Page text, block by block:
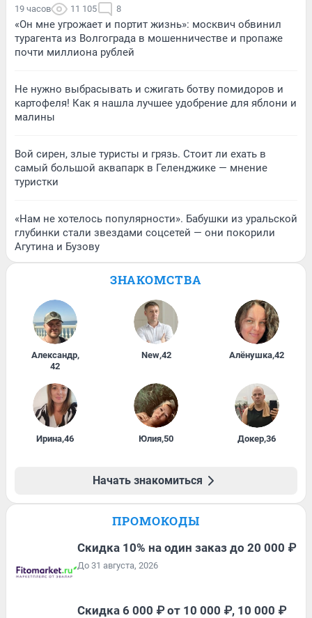
19 часов 11 105 8
«Он мне угрожает и портит жизнь»: москвич обвинил
турагента из Волгограда в мошенничестве и пропаже
почти миллиона рублей
Не нужно выбрасывать и сжигать ботву помидоров и
картофеля! Как я нашла лучшее удобрение для яблони и
малины
Вой сирен, злые туристы и грязь. Стоит ли ехать в
самый большой аквапарк в Геленджике — мнение
туристки
«Нам не хотелось популярности». Бабушки из уральской
глубинки стали звездами соцсетей — они покорили
Агутина и Бузову
ЗНАКОМСТВА
Александр,
42
New,42 Алёнушка,42
Ирина,46 Юлия,50 Докер,36
Начать знакомиться
ПРОМОКОДЫ
Скидка 10% на один заказ до 20 000 ₽
До 31 августа, 2026
Скидка 6 000 ₽ от 10 000 ₽, 10 000 ₽